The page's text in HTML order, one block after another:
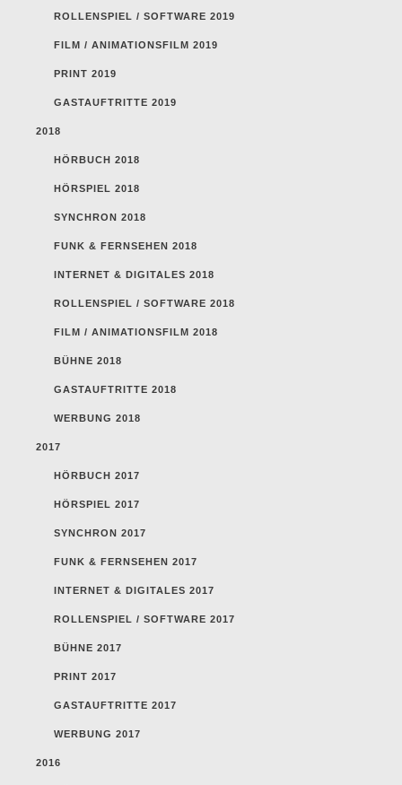
ROLLENSPIEL / SOFTWARE 2019
FILM / ANIMATIONSFILM 2019
PRINT 2019
GASTAUFTRITTE 2019
2018
HÖRBUCH 2018
HÖRSPIEL 2018
SYNCHRON 2018
FUNK & FERNSEHEN 2018
INTERNET & DIGITALES 2018
ROLLENSPIEL / SOFTWARE 2018
FILM / ANIMATIONSFILM 2018
BÜHNE 2018
GASTAUFTRITTE 2018
WERBUNG 2018
2017
HÖRBUCH 2017
HÖRSPIEL 2017
SYNCHRON 2017
FUNK & FERNSEHEN 2017
INTERNET & DIGITALES 2017
ROLLENSPIEL / SOFTWARE 2017
BÜHNE 2017
PRINT 2017
GASTAUFTRITTE 2017
WERBUNG 2017
2016